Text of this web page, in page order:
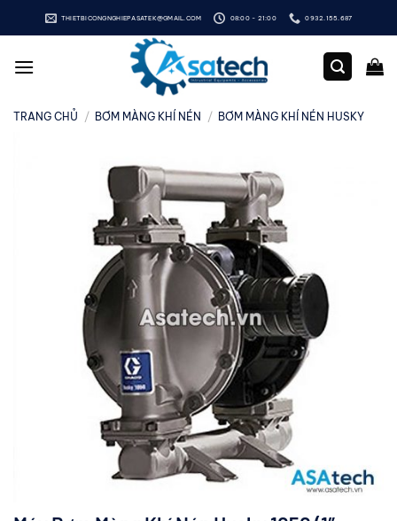
qua
dung
THIETBICONGNGHIEPASATEK@GMAIL.COM 08:00 - 21:00 0932.155.687
TRANG CHỦ / BƠM MÀNG KHÍ NÉN / BƠM MÀNG KHÍ NÉN HUSKY